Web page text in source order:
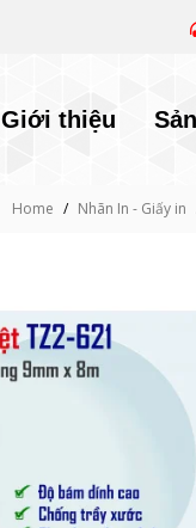
Giới thiệu
Home / Nhãn In - Giấy in